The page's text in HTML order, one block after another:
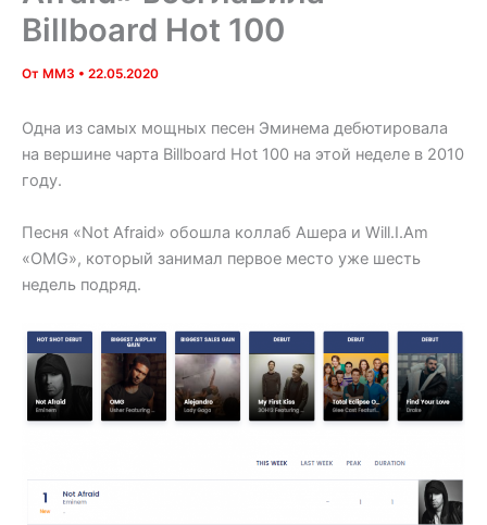
Billboard Hot 100
От MM3 • 22.05.2020
Одна из самых мощных песен Эминема дебютировала
на вершине чарта Billboard Hot 100 на этой неделе в 2010
году.
Песня «Not Afraid» обошла коллаб Ашера и Will.I.Am
«OMG», который занимал первое место уже шесть
недель подряд.